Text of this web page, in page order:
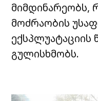
მიმდინარეობს,
მოძრაობის
ექსპლუატაციის
გულისხმობს.